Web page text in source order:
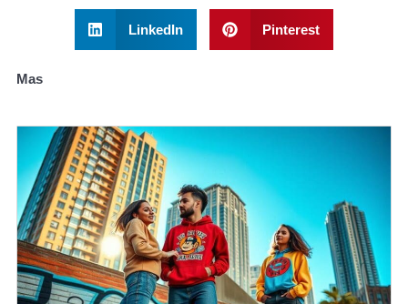
LinkedIn Pinterest
Mas